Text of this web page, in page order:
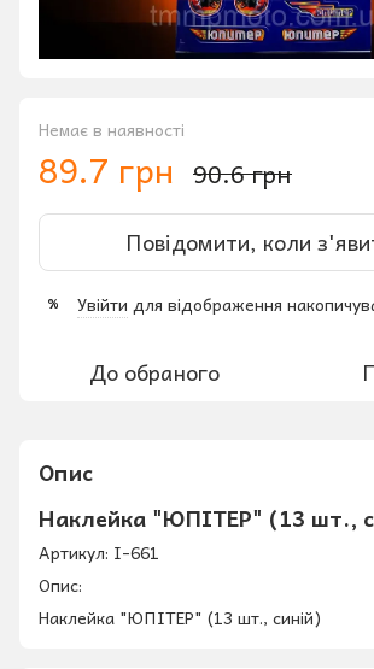
Немає в наявності
89.7 грн 90.6 грн
Повідомити, коли
% Увійти для відображення
До обраного
Опис
Наклейка "ЮПІТЕР" (13 шт.,
Артикул: I-661
Опис:
Наклейка "ЮПІТЕР" (13 шт., синій)